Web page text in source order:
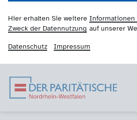
Hier erhalten Sie weitere Informationen
Zweck der Datennutzung auf unserer
Datenschutz Impressum
Der
Navigation